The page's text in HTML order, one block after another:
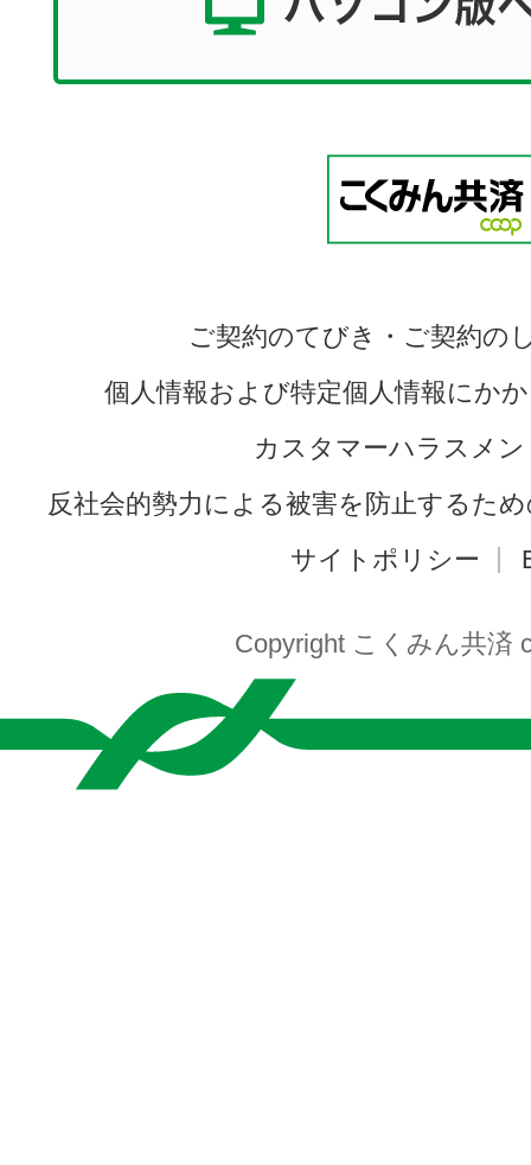
ご契約のてびき・ご契約の
個人情報および特定個人情報にか
カスタマーハラスメ
反社会的勢力による被害を防止するた
サイトポリシー
Copyright こくみん共済